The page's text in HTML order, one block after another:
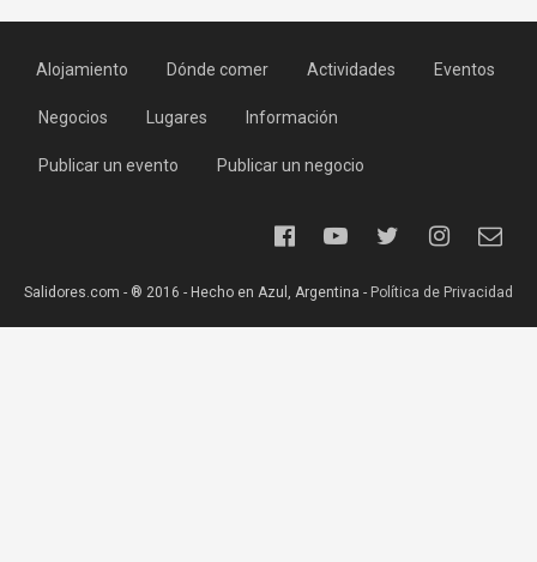
Alojamiento Dónde comer Actividades Eventos
Negocios Lugares Información
Publicar un evento Publicar un negocio
Salidores.com - ® 2016 - Hecho en Azul, Argentina - Política de Privacidad